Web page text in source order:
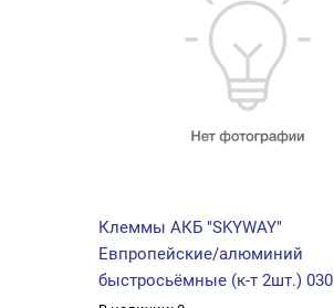
Клеммы АКБ "SKYWAY"
Евпропейские/алюминий
быстросьёмные (к-т 2шт.) 030